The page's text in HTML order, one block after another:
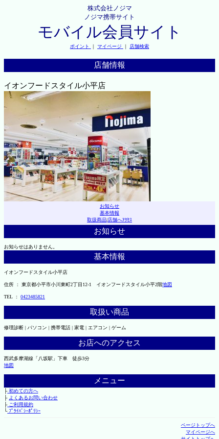
株式会社ノジマ
ノジマ携帯サイト
モバイル会員サイト
ポイント ｜ マイページ ｜ 店舗検索
店舗情報
イオンフードスタイル小平店
お知らせ
基本情報
取扱商品|店舗へｱｸｾｽ
お知らせ
お知らせはありません。
基本情報
イオンフードスタイル小平店
住所 ： 東京都小平市小川東町2丁目12-1 イオンフードスタイル小平2階地図
TEL ： 0423485821
取扱い商品
修理診断 | パソコン | 携帯電話 | 家電 | エアコン | ゲーム
お店へのアクセス
西武多摩湖線「八坂駅」下車 徒歩3分
地図
メニュー
├初めての方へ
├ よくあるお問い合わせ
├ご利用規約
└ﾌﾟﾗｲﾊﾞｼｰﾎﾟﾘｼｰ
ページトップへ
マイページへ